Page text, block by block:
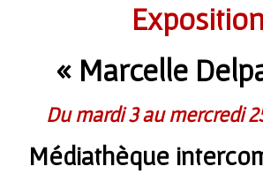
Exposition
« Marcelle
Du mardi 3 au mercredi
Médiathèque